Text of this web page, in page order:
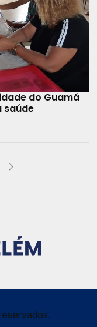
do Guamá
saúde